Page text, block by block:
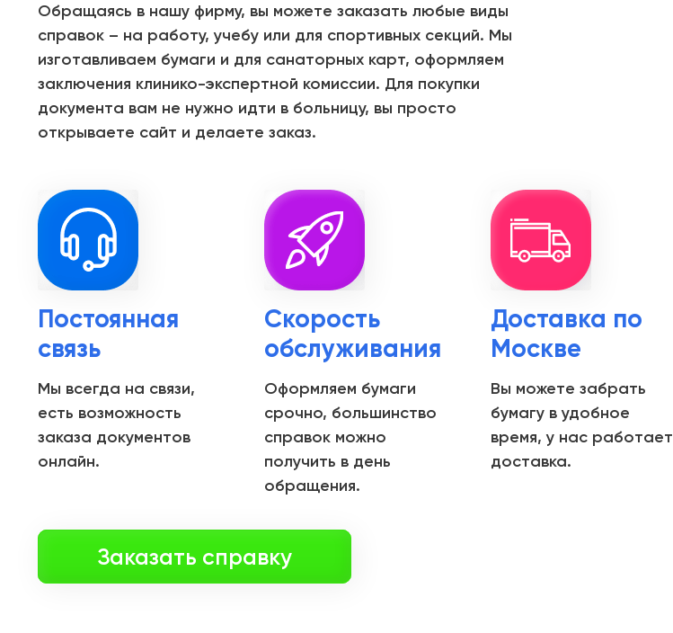
Обращаясь в нашу фирму, вы можете заказать любые виды
справок – на работу, учебу или для спортивных секций. Мы
изготавливаем бумаги и для санаторных карт, оформляем
заключения клинико-экспертной комиссии. Для покупки
документа вам не нужно идти в больницу, вы просто
открываете сайт и делаете заказ.
Постоянная
связь
Мы всегда на связи,
есть возможность
заказа документов
онлайн.
Скорость
обслуживания
Оформляем бумаги
срочно, большинство
справок можно
получить в день
обращения.
Доставка по
Москве
Вы можете забрать
бумагу в удобное
время, у нас работает
доставка.
Заказать справку